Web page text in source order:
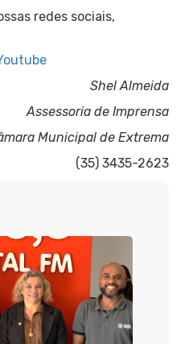
redes sociais,
Shel Almeida
Assessoria de Imprensa
Municipal de Extrema
(35) 3435-2623